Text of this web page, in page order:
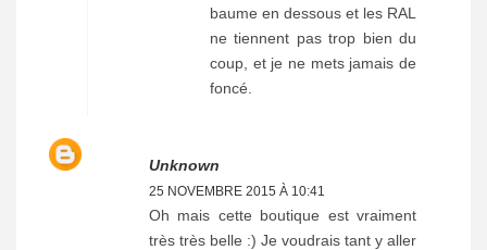
baume en dessous et les RAL
ne tiennent pas trop bien du
coup, et je ne mets jamais de
foncé.
Unknown
25 NOVEMBRE 2015 À 10:41
Oh mais cette boutique est vraiment
très très belle :) Je voudrais tant y aller